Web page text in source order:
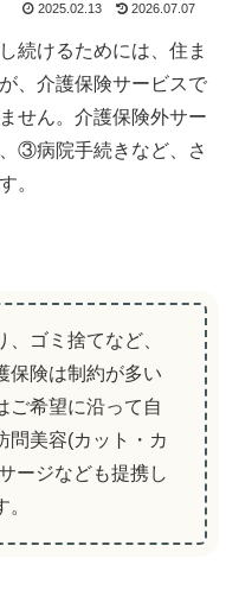
2025.02.13 2026.07.07
続けるためには、住ま
、介護保険サービスで
せん。介護保険外サー
③病院手続きなど、さ
。
ゴミ捨てなど、
保険は制約が多い
ご希望に沿って自
問美容(カット・カ
ージなども提携し